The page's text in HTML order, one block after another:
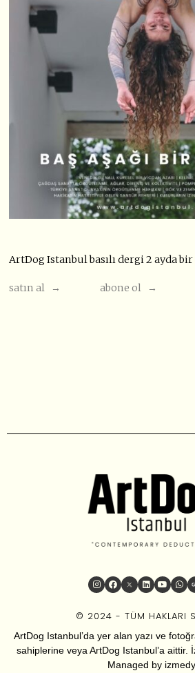
ArtDog Istanbul basılı dergi 2 ayda bir
satın al → abone ol →
© 2024 - TÜM HAKLARI
ArtDog Istanbul’da yer alan yazı ve
sahiplerine veya ArtDog Istanbul’a aittir.
Managed by